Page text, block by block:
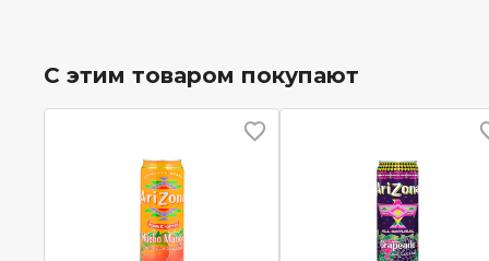
С этим товаром покупают